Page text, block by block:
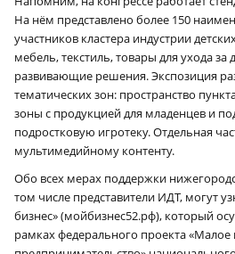
На нём представлено более 150
участников кластера индустрии
мебель, текстиль, товары для ухода
развивающие решения. Экспозиция
тематических зон: пространство
зоны с продукцией для младенцев и
подростковую игротеку. Отдельная
мультимедийному контенту.
Обо всех мерах поддержки
том числе представители ИДТ, могут
бизнес» (мойбизнес52.рф), который
рамках федерального проекта «Малое